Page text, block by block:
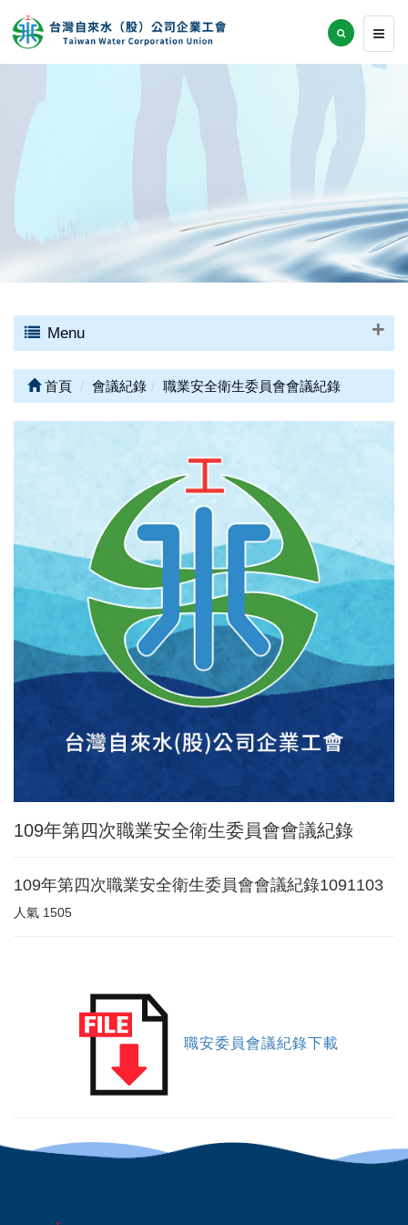
Menu
首頁 會議紀錄 職業安全衛生委員會會議紀錄
109年第四次職業安全衛生委員會會議紀錄
109年第四次職業安全衛生委員會會議紀錄1091103
人氣 1505
職安委員會議紀錄下載